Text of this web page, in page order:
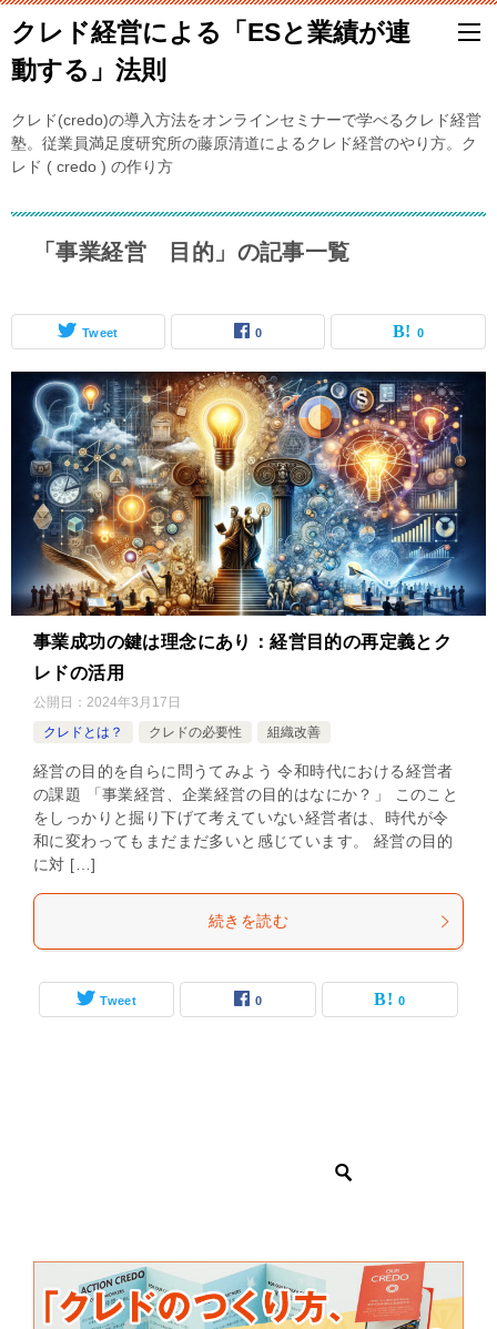
クレド経営による「ESと業績が連
動する」法則
クレド(credo)の導入方法をオンラインセミナーで学べるクレド経営
塾。従業員満足度研究所の藤原清道によるクレド経営のやり方。ク
レド ( credo ) の作り方
「事業経営 目的」の記事一覧
Tweet 0 0
事業成功の鍵は理念にあり：経営目的の再定義とク
レドの活用
公開日： 2024年3月17日
クレドとは？
クレドの必要性 組織改善
経営の目的を自らに問うてみよう 令和時代における経営者
の課題 「事業経営、企業経営の目的はなにか？」 このこと
をしっかりと掘り下げて考えていない経営者は、時代が令
和に変わってもまだまだ多いと感じています。 経営の目的
に対 […]
続きを読む
Tweet 0 0